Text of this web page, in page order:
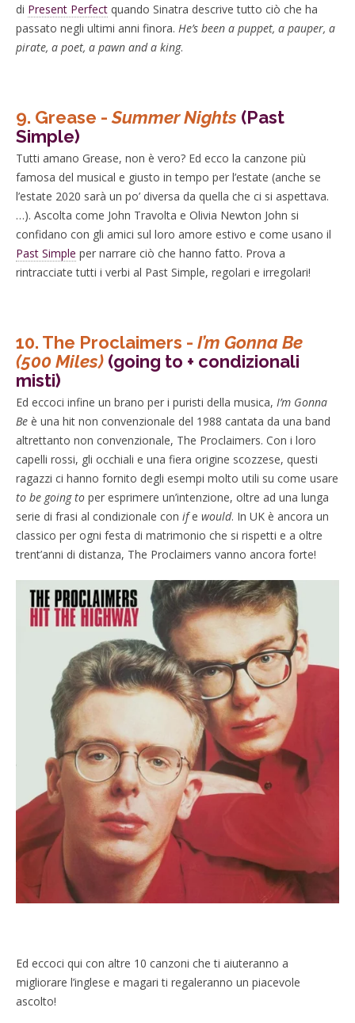
di Present Perfect quando Sinatra descrive tutto ciò che ha
passato negli ultimi anni finora. He’s been a puppet, a pauper, a
pirate, a poet, a pawn and a king.
9. Grease -Summer Nights (Past
Simple)
Tutti amano Grease, non è vero? Ed ecco la canzone più
famosa del musical e giusto in tempo per l’estate (anche se
l’estate 2020 sarà un po’ diversa da quella che ci si aspettava.
…). Ascolta come John Travolta e Olivia Newton John si
confidano con gli amici sul loro amore estivo e come usano il
Past Simple per narrare ciò che hanno fatto. Prova a
rintracciate tutti i verbi al Past Simple, regolari e irregolari!
10. The Proclaimers - I’m Gonna Be
(500 Miles) (going to + condizionali
misti)
Ed eccoci infine un brano per i puristi della musica, I’m Gonna
Be è una hit non convenzionale del 1988 cantata da una band
altrettanto non convenzionale, The Proclaimers. Con i loro
capelli rossi, gli occhiali e una fiera origine scozzese, questi
ragazzi ci hanno fornito degli esempi molto utili su come usare
to be going to per esprimere un’intenzione, oltre ad una lunga
serie di frasi al condizionale con ife would. In UK è ancora un
classico per ogni festa di matrimonio che si rispetti e a oltre
trent’anni di distanza, The Proclaimers vanno ancora forte!
Ed eccoci qui con altre 10 canzoni che ti aiuteranno a
migliorare l’inglese e magari ti regaleranno un piacevole
ascolto!